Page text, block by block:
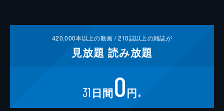
420,000本以上の動画 /210誌以上の雑誌が
見放題 読み放題
31 日間0円 ※